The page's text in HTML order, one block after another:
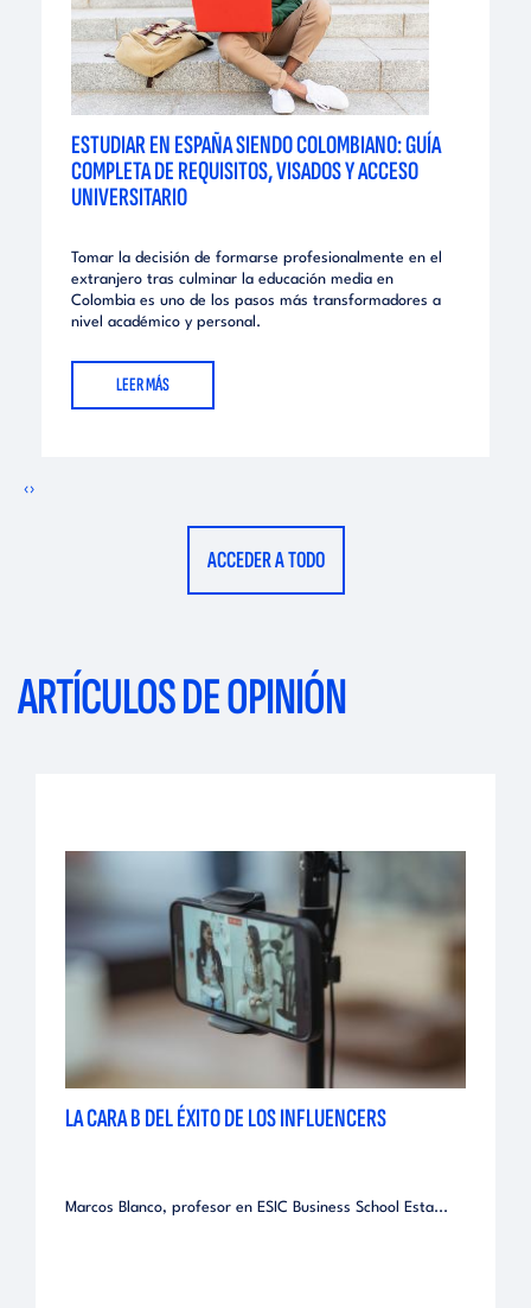
ESTUDIAR EN ESPAÑA SIENDO COLOMBIANO: GUÍA
COMPLETA DE REQUISITOS, VISADOS Y ACCESO
UNIVERSITARIO
Tomar la decisión de formarse profesionalmente en el
extranjero tras culminar la educación media en
Colombia es uno de los pasos más transformadores a
nivel académico y personal.
LEER MÁS
‹›
ACCEDER A TODO
ARTÍCULOS DE OPINIÓN
LA CARA B DEL ÉXITO DE LOS INFLUENCERS
Marcos Blanco, profesor en ESIC Business School Esta...